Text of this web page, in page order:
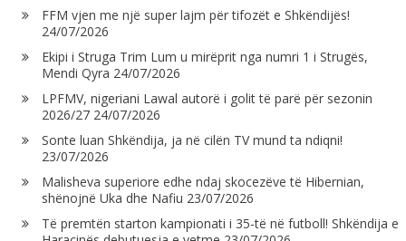
FFM vjen me një super lajm për tifozët e Shkëndijës!
24/07/2026
Ekipi i Struga Trim Lum u mirëprit nga numri 1 i Strugës,
Mendi Qyra 24/07/2026
LPFMV, nigeriani Lawal autorë i golit të parë për sezonin
2026/27 24/07/2026
Sonte luan Shkëndija, ja në cilën TV mund ta ndiqni!
23/07/2026
Malisheva superiore edhe ndaj skocezëve të Hibernian,
shënojnë Uka dhe Nafiu 23/07/2026
Të premtën starton kampionati i 35-të në futboll! Shkëndija e